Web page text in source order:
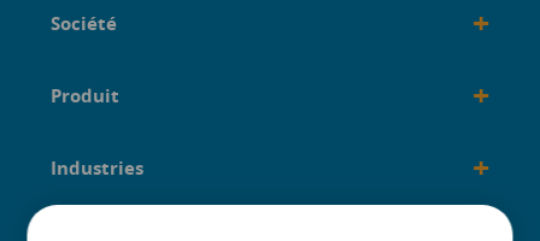
Société +
Produit +
Industries +